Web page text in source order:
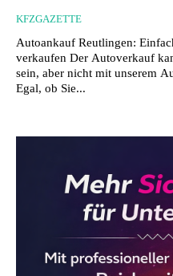
KFZGAZETTE
Autoankauf Reutlingen:
verkaufen Der Autoverkauf kann eine mühsame Angelegenheit
sein, aber nicht mit unserem
Egal, ob Sie...